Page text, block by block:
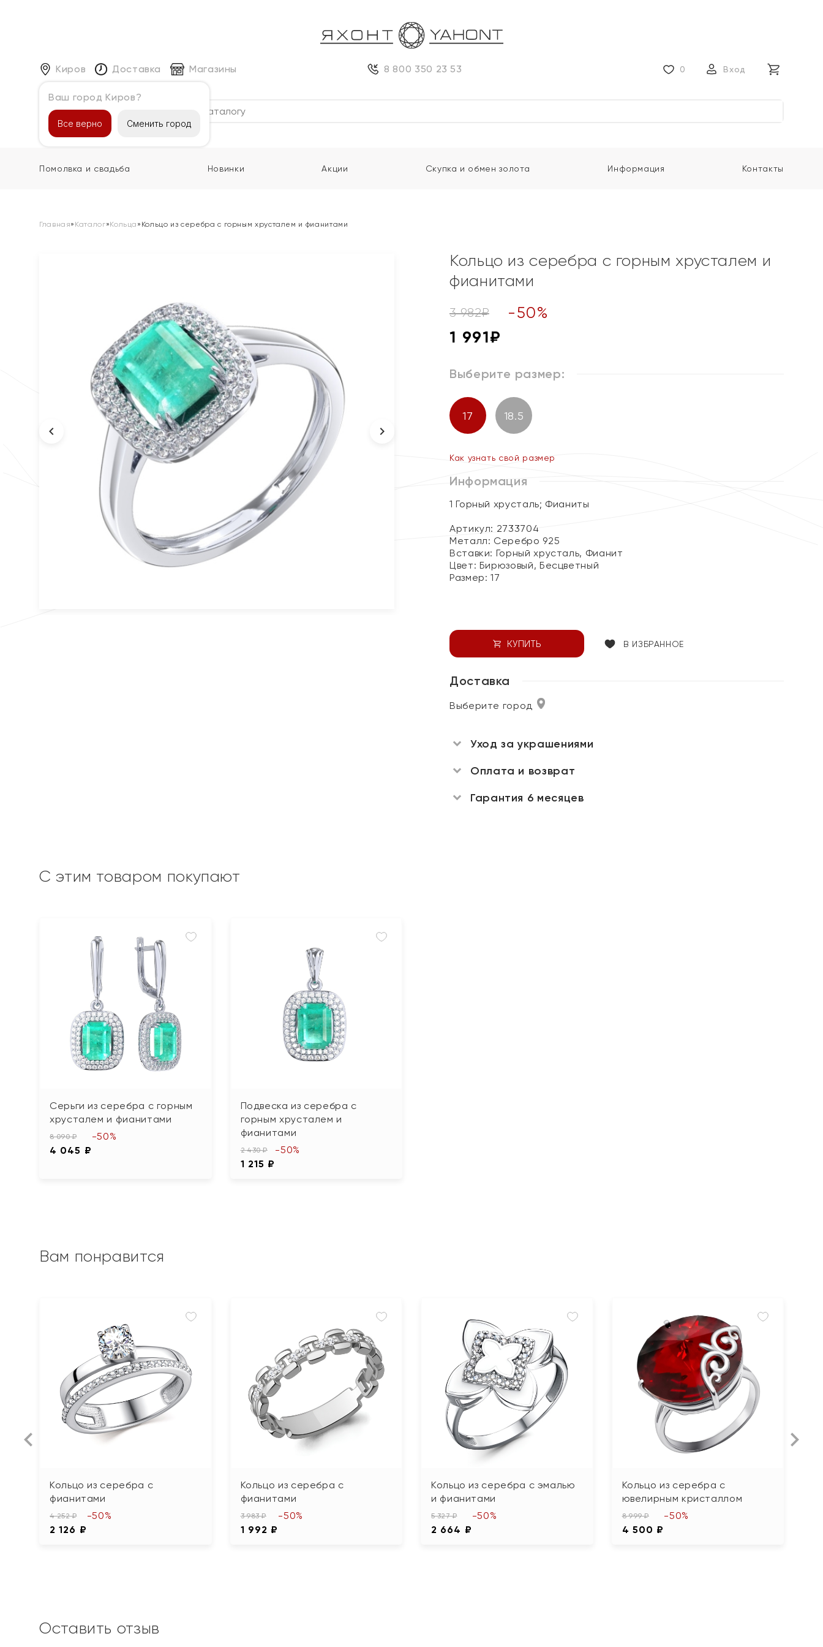
Киров
Ваш город Киров?
Все верно Сменить город
Доставка Магазины 8 800 350 23 53 0 Вход
Каталог
Помолвка и свадьба Новинки Акции Скупка и обмен золота Информация Контакты
Главная» Каталог»Кольца » Кольцо из серебра с горным хрусталем и фианитами
Кольцо из серебра с горным хрусталем и
фианитами
3 982₽ -50%
1 991₽
Выберите размер:
17 18.5
Как узнать свой размер
Информация
1 Горный хрусталь; Фианиты
Артикул: 2733704
Металл: Серебро 925
Вставки: Горный хрусталь, Фианит
Цвет: Бирюзовый, Бесцветный
Размер:17
КУПИТЬ В ИЗБРАННОЕ
Доставка
Выберите город
Уход за украшениями
Оплата и возврат
Гарантия 6 месяцев
С этим товаром покупают
Серьги из серебра с горным
хрусталем и фианитами
8 090 ₽
4 045 ₽
-50%
Подвеска из серебра с
горным хрусталем и
фианитами
2 430 ₽
1 215 ₽
-50%
Вам понравится
Кольцо из серебра с
фианитами
4 252 ₽
2 126 ₽
-50%
Кольцо из серебра с
фианитами
3 983 ₽
1 992 ₽
-50%
Кольцо из серебра с эмалью
и фианитами
5 327 ₽
2 664 ₽
-50%
Кольцо из серебра с
ювелирным кристаллом
8 999 ₽
4 500 ₽
-50%
Оставить отзыв